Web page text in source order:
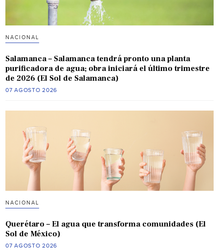
NACIONAL
Salamanca – Salamanca tendrá pronto una planta
purificadora de agua; obra iniciará el último trimestre
de 2026 (El Sol de Salamanca)
07 AGOSTO 2026
NACIONAL
Querétaro – El agua que transforma comunidades (El
Sol de México)
07 AGOSTO 2026